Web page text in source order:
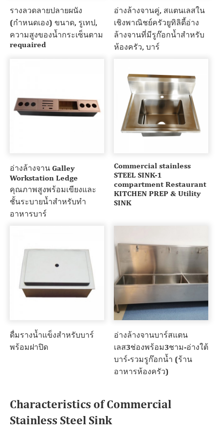
รางลวดลายปลายผนัง
(กำหนดเอง) ขนาด, รูเทป,
ความสูงของน้ำกระเซ็นตาม
requaired
อ่างล้างจานคู่, สแตนเลสใน
เชิงพาณิชย์ครัวยูทิลิตี้อ่าง
ล้างจานที่มีรูก๊อกน้ำสำหรับ
ห้องครัว, บาร์
อ่างล้างจาน Galley
Workstation Ledge
คุณภาพสูงพร้อมเขียงและ
ชั้นระบายน้ำสำหรับทำ
อาหารบาร์
Commercial stainless
STEEL SINK-1
compartment Restaurant
KITCHEN PREP & Utility
SINK
ดื่มรางน้ำแข็งสำหรับบาร์
พร้อมฝาปิด
อ่างล้างจานบาร์สแตน
เลส3ช่องพร้อม3ชาม-อ่างใต้
บาร์-รวมรูก๊อกน้ำ (ร้าน
อาหารห้องครัว)
Characteristics of Commercial
Stainless Steel Sink